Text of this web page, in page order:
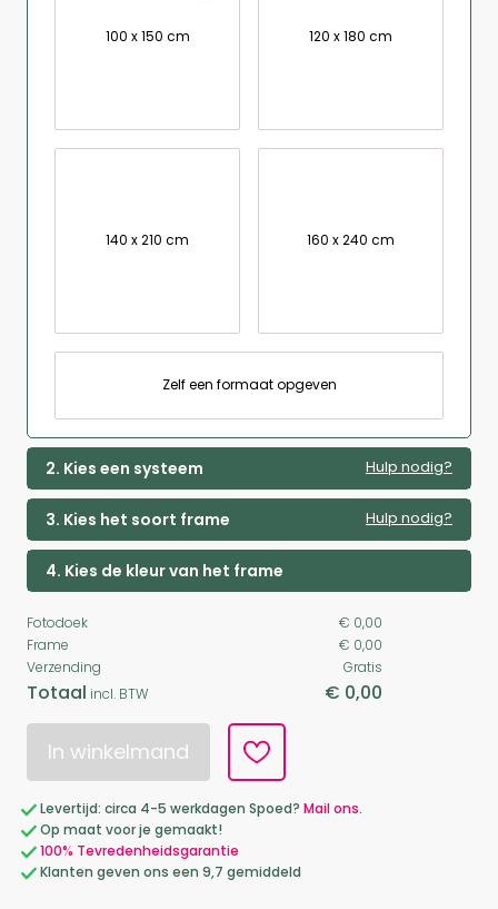
100 x 150 cm 120 x 180 cm
140 x 210 cm 160 x 240 cm
Zelf een formaat opgeven
2. Kies een systeem Hulp nodig?
3. Kies het soort frame Hulp nodig?
4. Kies de kleur van het frame
Fotodoek
€ 0,00
Frame
€ 0,00
Verzending
Gratis
Totaal incl. BTW € 0,00
In winkelmand
Levertijd: circa 4-5 werkdagen Spoed? Mail ons.
Op maat voor je gemaakt!
100% Tevredenheidsgarantie
Klanten geven ons een 9,7 gemiddeld